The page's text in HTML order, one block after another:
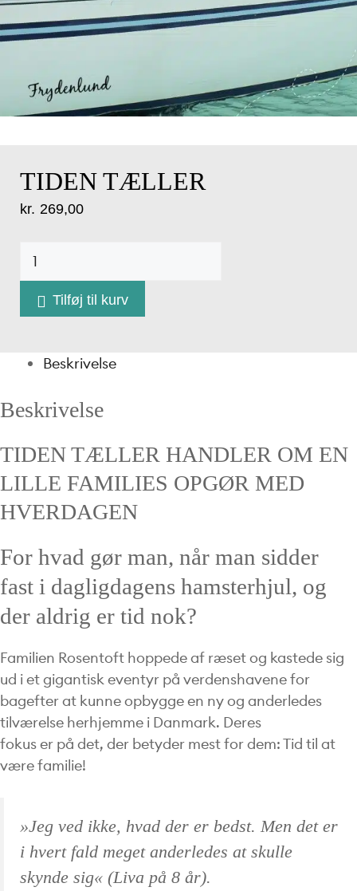
TIDEN TÆLLER
kr. 269,00
TIDEN
antalTilføj til kurv
Beskrivelse
Beskrivelse
TIDEN TÆLLER HANDLER OM EN
LILLE FAMILIES OPGØR MED
HVERDAGEN
For hvad gør man, når man sidder
fast i dagligdagens hamsterhjul, og
der aldrig er tid nok?
Familien Rosentoft hoppede af ræset og kastede sig
ud i et gigantisk eventyr på verdenshavene for
bagefter at kunne opbygge en ny og anderledes
tilværelse herhjemme i Danmark. Deres
fokus er på det, der betyder mest for dem: Tid til at
være familie!
»Jeg ved ikke, hvad der er bedst. Men det er
i hvert fald meget anderledes at skulle
skynde sig« (Liva på 8 år).